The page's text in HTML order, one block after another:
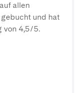
allen
und hat
von 4,5/5.